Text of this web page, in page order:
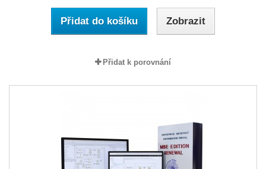
Přidat do košíku Zobrazit
Přidat k porovnání